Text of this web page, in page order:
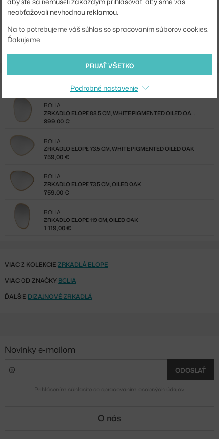
oiled oak
Shopping from the EU? Switch to
Z rovnakej kolekcie
ZRKADLO ELOPE 88.5 CM, WHITE PIGMENTED OILED OAK
BOLIA
899,00 €
ZRKADLO ELOPE 73.5 CM, WHITE PIGMENTED OILED OAK
BOLIA
759,00 €
ZRKADLO ELOPE 73.5 CM, OILED OAK
BOLIA
759,00 €
ZRKADLO ELOPE 119 CM, OILED OAK
BOLIA
1 119,00 €
VIAC Z KOLEKCIE ZRKADLÁ ELOPE
VIAC OD ZNAČKY BOLIA
ĎALŠIE DIZAJNOVÉ ZRKADLÁ
neobťažovali nevhodnou reklamou.
Na to potrebujeme váš súhlas so spracovaním súborov cookies.
Ďakujeme.
PRIJAŤ VŠETKO
Podrobné nastavenie
Novinky e-mailom
ODOSLAŤ
Prihlásením súhlasíte so spracovaním osobných údajov.
O nás